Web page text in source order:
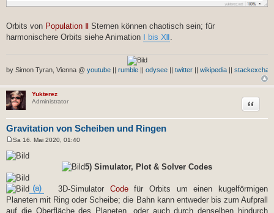
Orbits von Population Ⅱ Sternen können chaotisch sein; für
harmonischere Orbits siehe Animation Ⅰ bis Ⅻ.
by Simon Tyran, Vienna @ youtube || rumble || odysee || twitter || wikipedia ||
Yukterez
Administrator
Gravitation von Scheiben und Ringen
Zitat
e
i
r
a
g
Sa 16. Mai 2020, 01:40
5) Simulator, Plot & Solver Codes
⒜ 3D-Simulator Codefür Orbits um einen kugelförmigen
Planeten mit Ring oder Scheibe; die Bahn kann entweder bis zum Aufprall
auf die Oberfläche des Planeten, oder auch durch denselben hindurch